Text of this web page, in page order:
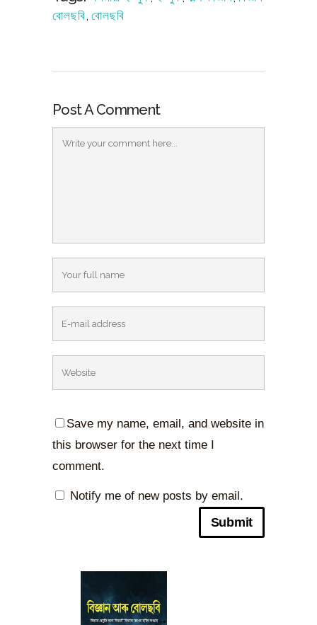
বোলছবি, বোলছবি
Post A Comment
Save my name, email, and website in
this browser for the next time I
comment.
Notify me of new posts by email.